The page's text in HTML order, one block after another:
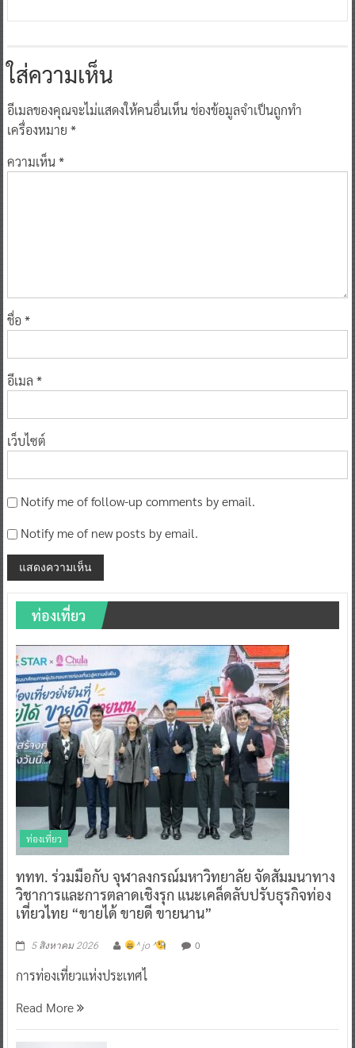
ใส่ความเห็น
อีเมลของคุณจะไม่แสดงให้คนอื่นเห็นช่องข้อมูลจำเป็นถูกทำ
เครื่องหมาย *
ความเห็น*
ชื่อ *
อีเมล *
เว็บไซต์
Notify me of follow-up comments by email.
Notify me of new posts by email.
ท่องเที่ยว
ท่องเที่ยว
ททท. ร่วมมือกับ จุฬาลงกรณ์มหาวิทยาลัย จัดสัมมนาทาง
วิชาการและการตลาดเชิงรุก แนะเคล็ดลับปรับธุรกิจท่อง
เที่ยวไทย “ขายได้ ขายดี ขายนาน”
5 สิงหาคม 2026 ^ jo ^ 0
การท่องเที่ยวแห่งประเทศไ
Read More